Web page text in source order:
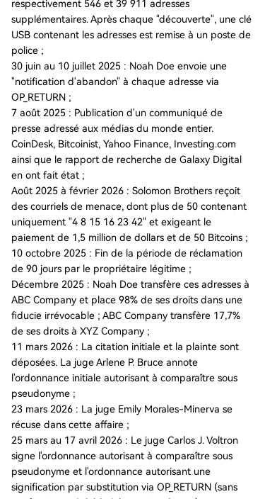
respectivement 546 et 39 911 adresses
supplémentaires. Après chaque "découverte", une clé
USB contenant les adresses est remise à un poste de
police ;
30 juin au 10 juillet 2025 : Noah Doe envoie une
"notification d'abandon" à chaque adresse via
OP_RETURN ;
7 août 2025 : Publication d'un communiqué de
presse adressé aux médias du monde entier.
CoinDesk, Bitcoinist, Yahoo Finance, Investing.com
ainsi que le rapport de recherche de Galaxy Digital
en ont fait état ;
Août 2025 à février 2026 : Solomon Brothers reçoit
des courriels de menace, dont plus de 50 contenant
uniquement "4 8 15 16 23 42" et exigeant le
paiement de 1,5 million de dollars et de 50 Bitcoins ;
10 octobre 2025 : Fin de la période de réclamation
de 90 jours par le propriétaire légitime ;
Décembre 2025 : Noah Doe transfère ces adresses à
ABC Company et place 98% de ses droits dans une
fiducie irrévocable ; ABC Company transfère 17,7%
de ses droits à XYZ Company ;
11 mars 2026 : La citation initiale et la plainte sont
déposées. La juge Arlene P. Bruce annote
l'ordonnance initiale autorisant à comparaître sous
pseudonyme ;
23 mars 2026 : La juge Emily Morales-Minerva se
récuse dans cette affaire ;
25 mars au 17 avril 2026 : Le juge Carlos J. Voltron
signe l'ordonnance autorisant à comparaître sous
pseudonyme et l'ordonnance autorisant une
signification par substitution via OP_RETURN (sans